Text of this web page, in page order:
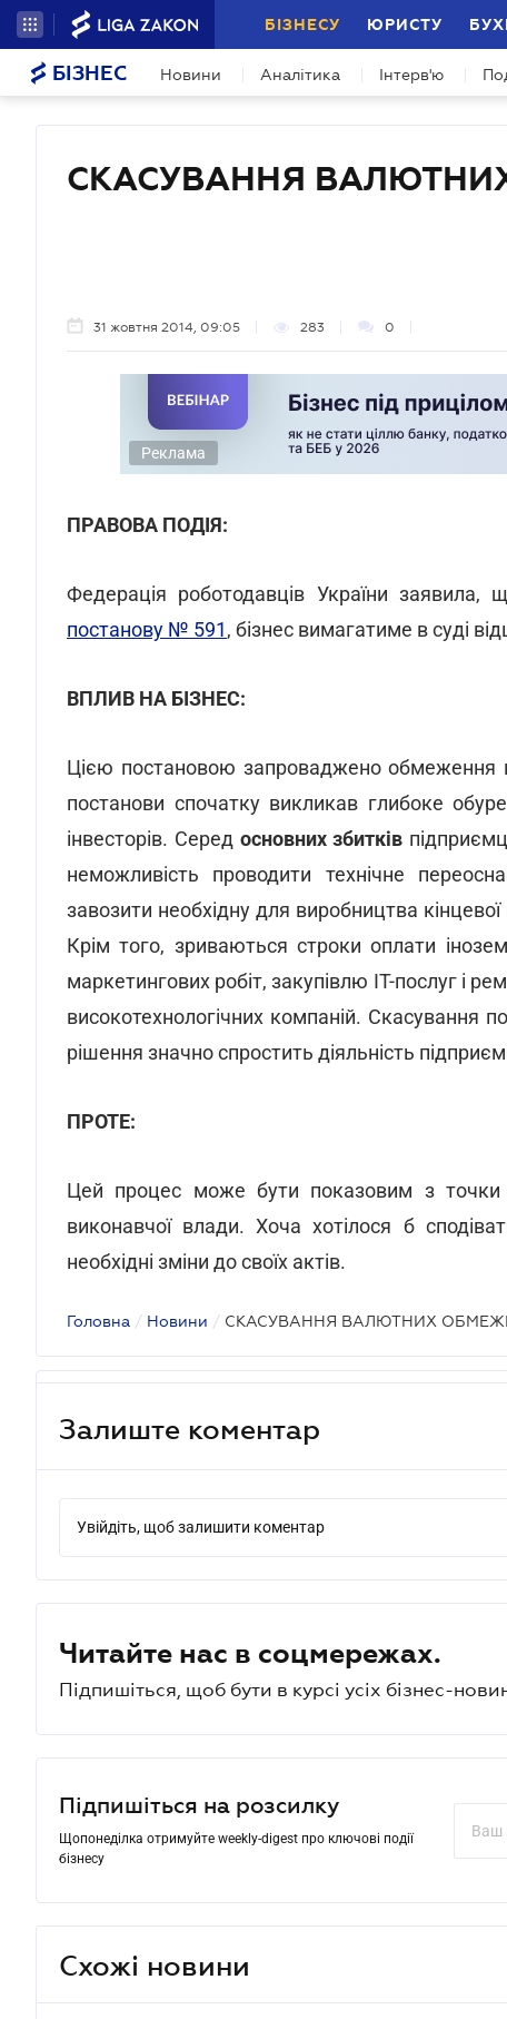
БІЗНЕСУ ЮРИСТУ
БІЗНЕС Новини Аналітика Інтерв'ю
СКАСУВАННЯ
31 жовтня 2014, 09:05 283 0
Реклама
ПРАВОВА ПОДІЯ:
Федерація роботодавців України
постанову № 591, бізнес вимагатиме в суді
ВПЛИВ НА БІЗНЕС:
Цією постановою запроваджено обмеження
постанови спочатку викликав глибоке
інвесторів. Серед основних збитків
неможливість проводити технічне
завозити необхідну для виробництва
Крім того, зриваються строки оплати
маркетингових робіт, закупівлю ІТ-послуг і
високотехнологічних компаній. Скасування
рішення значно спростить діяльність
ПРОТЕ:
Цей процес може бути показовим з точки
виконавчої влади. Хоча хотілося б
необхідні зміни до своїх актів.
Головна / Новини / СКАСУВАННЯ ВАЛЮТНИХ
Залиште коментар
Увійдіть, щоб залишити коментар
Читайте нас в соцмережах.
Підпишіться, щоб бути в курсі усіх бізнес-
Підпишіться на розсилку
Щопонеділка отримуйте weekly-digest про ключові події
бізнесу
Схожі новини